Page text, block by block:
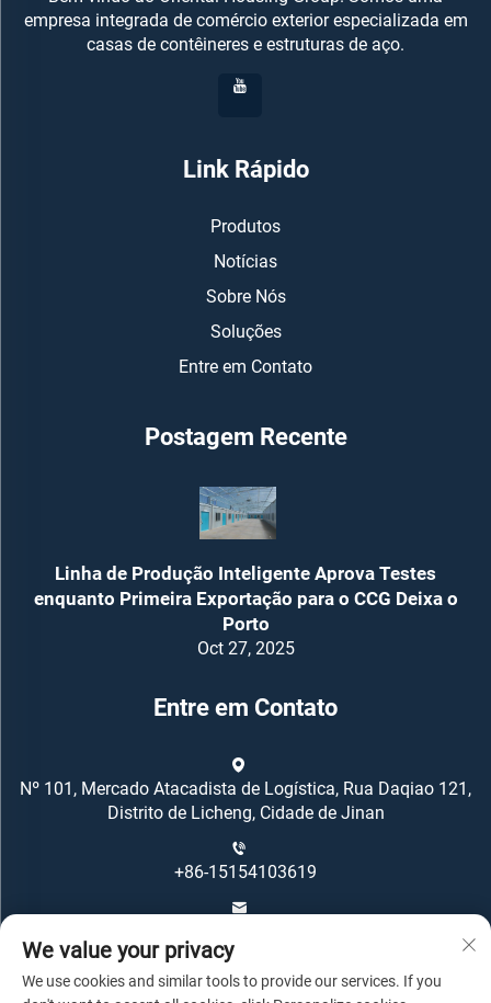
empresa integrada de comércio exterior especializada em
casas de contêineres e estruturas de aço.
Link Rápido
Produtos
Notícias
Sobre Nós
Soluções
Entre em Contato
Postagem Recente
Linha de Produção Inteligente Aprova Testes
enquanto Primeira Exportação para o CCG Deixa o
Porto
Oct 27, 2025
Entre em Contato
Nº 101, Mercado Atacadista de Logística, Rua Daqiao 121,
Distrito de Licheng, Cidade de Jinan
+86-15154103619
We value your privacy
We use cookies and similar tools to provide our services. If you